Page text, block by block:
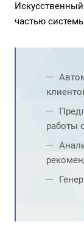
частью
работы